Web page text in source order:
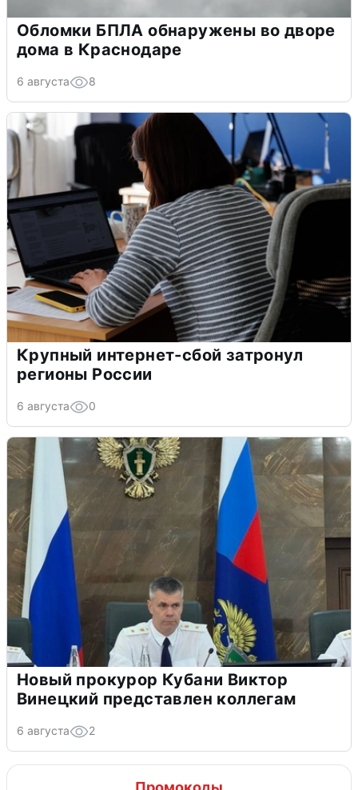
Обломки БПЛА обнаружены во дворе
дома в Краснодаре
6 августа 8
Крупный интернет-сбой затронул
регионы России
6 августа 0
Новый прокурор Кубани Виктор
Винецкий представлен коллегам
6 августа 2